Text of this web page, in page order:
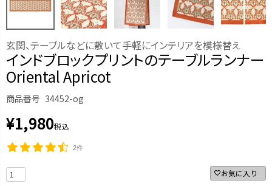
玄関、テーブルなどに敷いて手軽にインテリアを模様替え
インドブロックプリントのテーブルランナー
Oriental Apricot
商品番号 34452-og
¥1,980税込
2件
お気に入り